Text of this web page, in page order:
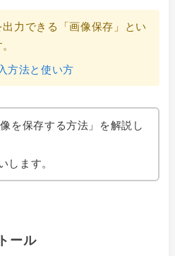
力できる「画像保存」とい
方法と使い方
を保存する方法」を解説し
します。
ール